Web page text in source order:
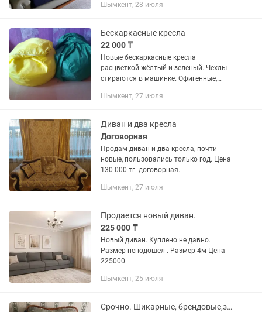
квартиры или под перетяжку. ✔
Шымкент, 28 июля
Бескаркасные кресла
22 000 ₸
Новые бескаркасные кресла
расцветкой жёлтый и зеленый. Чехлы
стираются в машинке. Офигенные,
одну штуку 22 000 тенге. Торг
Шымкент, 27 июля
Диван и два кресла
Договорная
Продам диван и два кресла, почти
новые, пользовались только год. Цена
130 000 тг. договорная.
Шымкент, 27 июля
Продается новый диван.
225 000 ₸
Новый диван. Куплено не давно.
Размер неподошел . Размер 4м Цена
225000
Шымкент, 25 июля
Срочно. Шикарные, брендовые,зелёные кресла, 2шт.Hugo Boss